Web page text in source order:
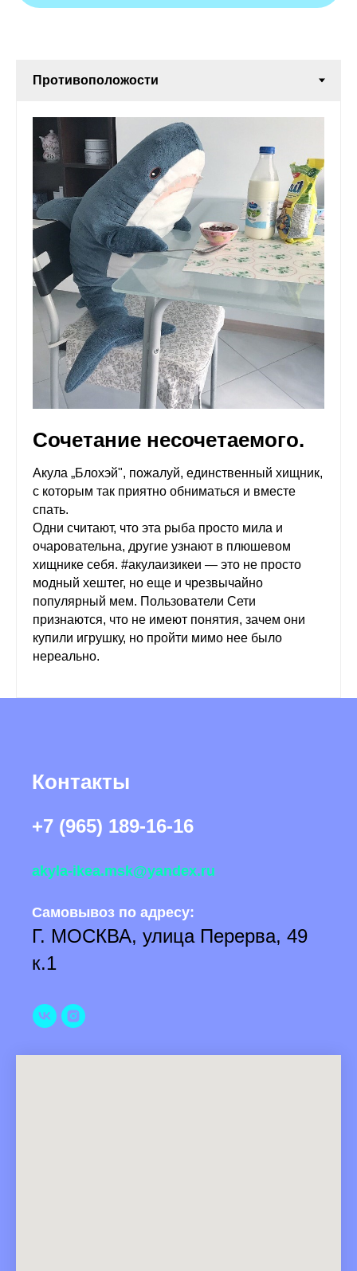
Сочетание несочетаемого.
Акула „Блохэй", пожалуй, единственный хищник,
с которым так приятно обниматься и вместе
спать.
Одни считают, что эта рыба просто мила и
очаровательна, другие узнают в плюшевом
хищнике себя. #акулаизикеи — это не просто
модный хештег, но еще и чрезвычайно
популярный мем. Пользователи Сети
признаются, что не имеют понятия, зачем они
купили игрушку, но пройти мимо нее было
нереально.
Контакты
+7 (965) 189-16-16
akyla-ikea.msk@yandex.ru
Самовывоз по адресу:
Г. МОСКВА, улица Перерва, 49
к.1